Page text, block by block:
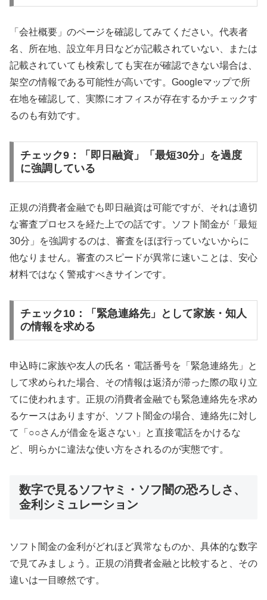
「会社概要」のページを確認してみてください。代表者
名、所在地、設立年月日などが記載されていない、または
記載されていても検索しても実在が確認できない場合は、
架空の情報である可能性が高いです。Googleマップで所
在地を確認して、実際にオフィスが存在するかチェックす
るのも有効です。
チェック9：「即日融資」「最短30分」を過度
に強調している
正規の消費者金融でも即日融資は可能ですが、それは適切
な審査プロセスを経た上での話です。ソフト闇金が「最短
30分」を強調するのは、審査をほぼ行っていないからに
他なりません。審査のスピードが異常に速いことは、安心
材料ではなく警戒すべきサインです。
チェック10：「緊急連絡先」として家族・知人
の情報を求める
申込時に家族や友人の氏名・電話番号を「緊急連絡先」と
して求められた場合、その情報は返済が滞った際の取り立
てに使われます。正規の消費者金融でも緊急連絡先を求め
るケースはありますが、ソフト闇金の場合、連絡先に対し
て「○○さんが借金を返さない」と直接電話をかけるな
ど、明らかに違法な使い方をされるのが実態です。
数字で見るソフヤミ・ソフ闇の恐ろしさ、
金利シミュレーション
ソフト闇金の金利がどれほど異常なものか、具体的な数字
で見てみましょう。正規の消費者金融と比較すると、その
違いは一目瞭然です。